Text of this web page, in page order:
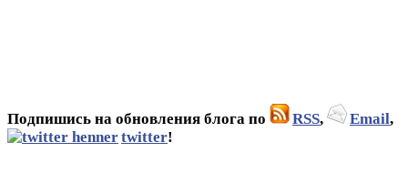
Подпишись на обновления блога по RSS, Email,
twitter!